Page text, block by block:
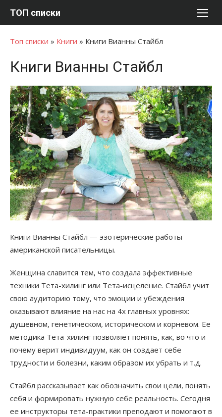
ТОП списки
Топ списки » Книги » Книги Вианны Стайбл
Книги Вианны Стайбл
Книги Вианны Стайбл — эзотерические работы
американской писательницы.
Женщина славится тем, что создала эффективные
техники Тета-хилинг или Тета-исцеление. Стайбл учит
свою аудиторию тому, что эмоции и убеждения
оказывают влияние на нас на 4х главных уровнях:
душевном, генетическом, историческом и корневом. Ее
методика Тета-хилинг позволяет понять, как, во что и
почему верит индивидуум, как он создает себе
трудности и болезни, каким образом их убрать и т.д.
Стайбл рассказывает как обозначить свои цели, понять
себя и формировать нужную себе реальность. Сегодня
ее инструкторы тета-практики преподают и помогают в